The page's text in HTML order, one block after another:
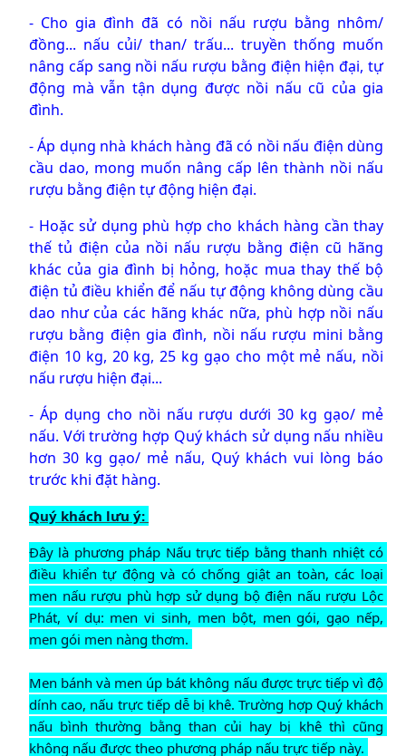
- Cho gia đình đã có nồi nấu rượu bằng nhôm/
đồng... nấu củi/ than/ trấu... truyền thống muốn
nâng cấp sang nồi nấu rượu bằng điện hiện đại, tự
động mà vẫn tận dụng được nồi nấu cũ của gia
đình.
- Áp dụng nhà khách hàng đã có nồi nấu điện dùng
cầu dao, mong muốn nâng cấp lên thành nồi nấu
rượu bằng điện tự động hiện đại.
- Hoặc sử dụng phù hợp cho khách hàng cần thay
thế tủ điện của nồi nấu rượu bằng điện cũ hãng
khác của gia đình bị hỏng, hoặc mua thay thế bộ
điện tủ điều khiển để nấu tự động không dùng cầu
dao như của các hãng khác nữa, phù hợp nồi nấu
rượu bằng điện gia đình, nồi nấu rượu mini bằng
điện 10 kg, 20 kg, 25 kg gạo cho một mẻ nấu, nồi
nấu rượu hiện đại...
- Áp dụng cho nồi nấu rượu dưới 30 kg gạo/ mẻ
nấu. Với trường hợp Quý khách sử dụng nấu nhiều
hơn 30 kg gạo/ mẻ nấu, Quý khách vui lòng báo
trước khi đặt hàng.
Quý khách lưu ý:
Đây là phương pháp Nấu trực tiếp bằng thanh nhiệt có
điều khiển tự động và có chống giật an toàn, các loại
men nấu rượu phù hợp sử dụng bộ điện nấu rượu Lộc
Phát, ví dụ: men vi sinh, men bột, men gói, gạo nếp,
men gói men nàng thơm.
Men bánh và men úp bát không nấu được trực tiếp vì độ
dính cao, nấu trực tiếp dễ bị khê. Trường hợp Quý khách
nấu bình thường bằng than củi hay bị khê thì cũng
không nấu được theo phương pháp nấu trực tiếp này.